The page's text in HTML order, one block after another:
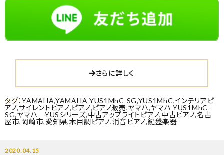
さらに詳しく
タグ：YAMAHA,YAMAHA YUS1MhC-SG,YUS1MhC,インテリアピ
アノ,サイレントピアノ,ピアノ,ピアノ販売,ヤマハ,ヤマハ YUS1MhC-
SG,ヤマハ YUSシリーズ,中古アップライトピアノ,中古ピアノ,名古
屋市,岡崎市,愛知県,木目調ピアノ,消音ピアノ,鍵盤楽器
2020.04.15